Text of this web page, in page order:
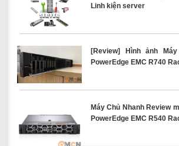
Linh kiện server
[Review] Hình ảnh
PowerEdge EMC R740
Máy Chủ Nhanh Review
PowerEdge EMC R540